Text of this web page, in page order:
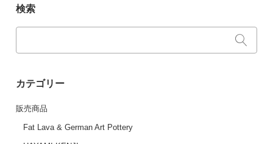
検索
カテゴリー
販売商品
Fat Lava & German Art Pottery